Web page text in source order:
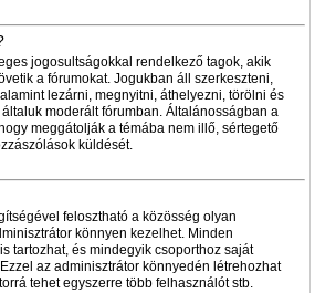
jogosultságokkal rendelkező tagok, akik
a fórumokat. Jogukban áll szerkeszteni,
lezárni, megnyitni, áthelyezni, törölni és
moderált fórumban. Általánosságban a
meggátolják a témába nem illő, sértegető
küldését.
felosztható a közösség olyan
könnyen kezelhet. Minden
tartozhat, és mindegyik csoporthoz saját
az adminisztrátor könnyedén létrehozhat
tehet egyszerre több felhasználót stb.